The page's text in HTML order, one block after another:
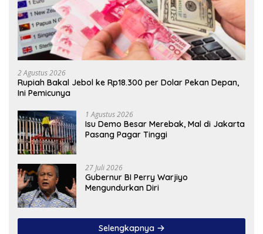
2 Agustus 2026
Rupiah Bakal Jebol ke Rp18.300 per Dolar Pekan Depan,
Ini Pemicunya
1 Agustus 2026
Isu Demo Besar Merebak, Mal di Jakarta
Pasang Pagar Tinggi
27 Juli 2026
Gubernur BI Perry Warjiyo
Mengundurkan Diri
Selengkapnya